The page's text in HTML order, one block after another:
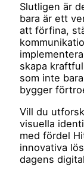
Slutligen är
bara är ett
att förfina,
skapa
som inte
bygger
Vill du
visuella
med fördel
innovativa
dagens